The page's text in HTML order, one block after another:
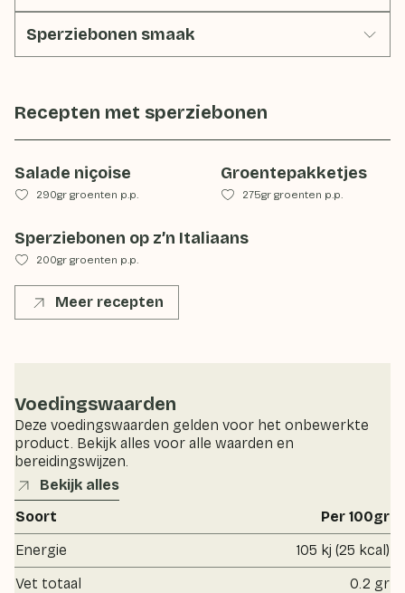
Sperziebonen smaak
Recepten met sperziebonen
Salade niçoise
290gr groenten p.p.
Groentepakketjes
275gr groenten p.p.
Sperziebonen op z’n Italiaans
200gr groenten p.p.
Meer recepten
Voedingswaarden
Deze voedingswaarden gelden voor het onbewerkte
product. Bekijk alles voor alle waarden en
bereidingswijzen.
Bekijk alles
Soort
Per 100gr
Energie
105 kj (25 kcal)
Vet totaal
0.2 gr